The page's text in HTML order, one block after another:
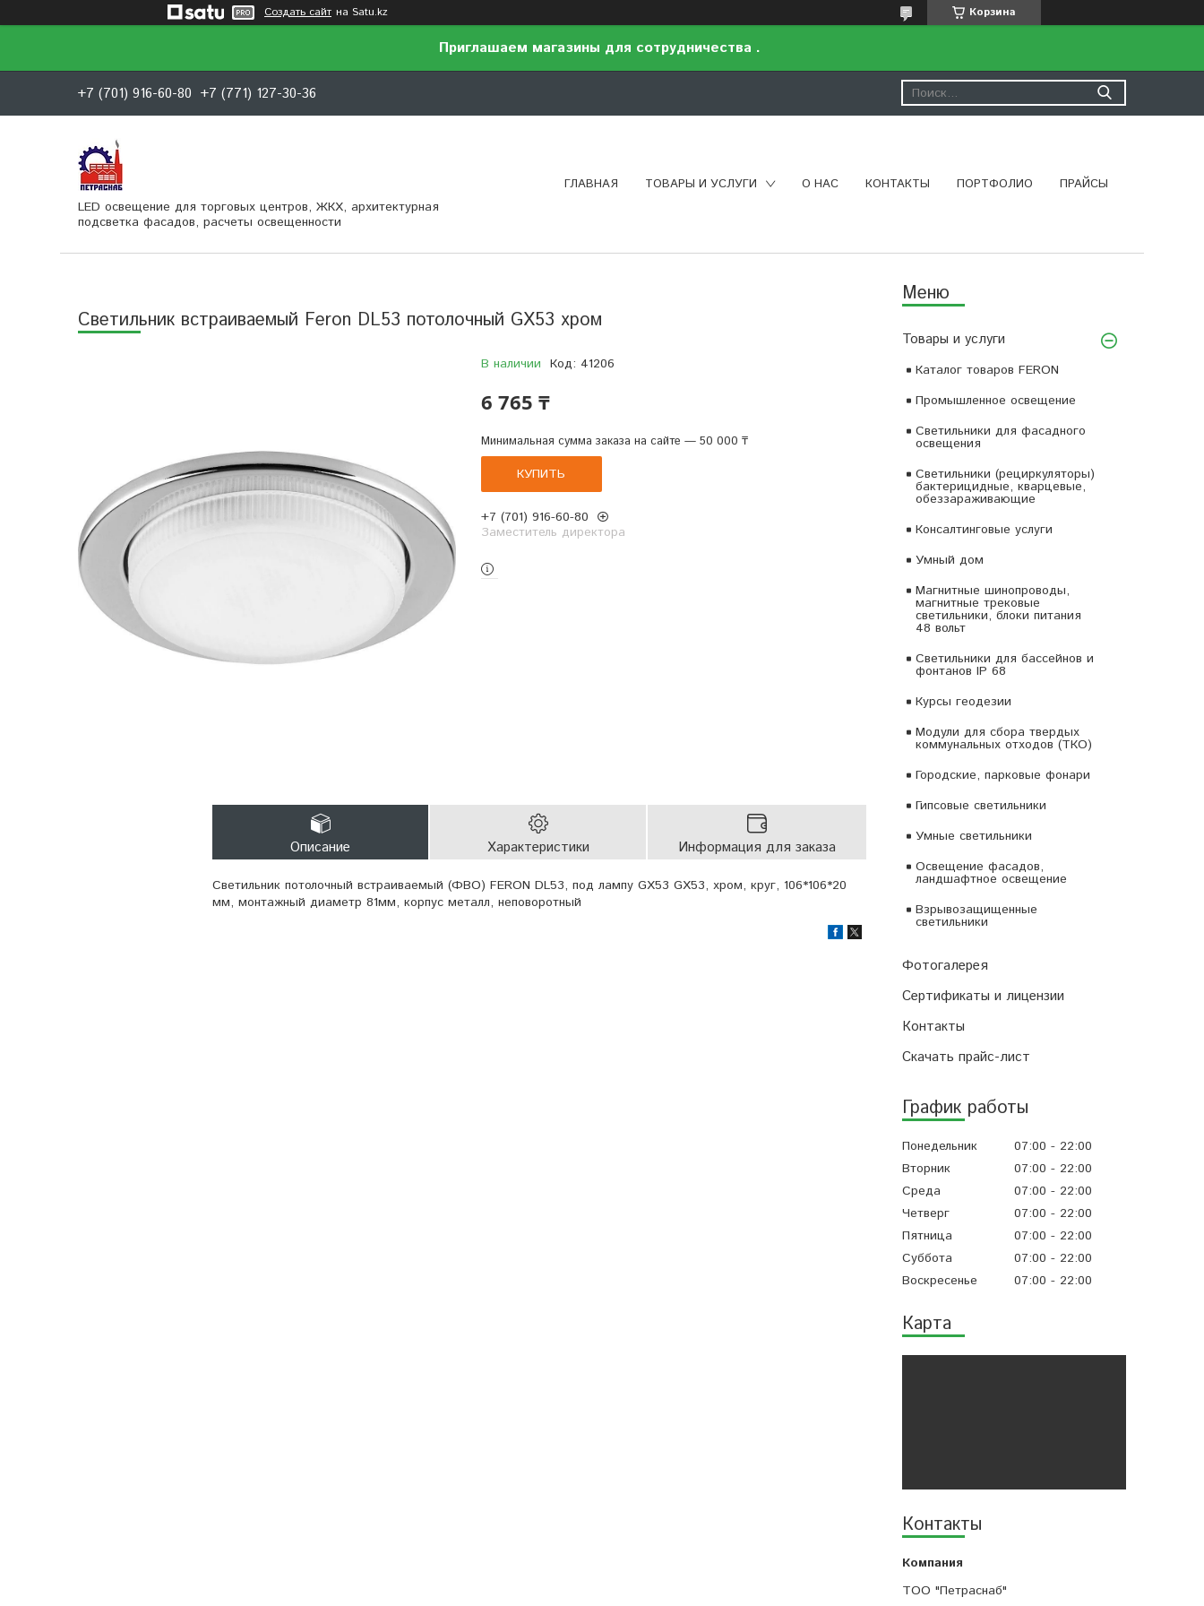
Создать сайт на Satu.kz Корзина
Приглашаем магазины для сотрудничества .
+7 (701) 916-60-80 +7 (771) 127-30-36
LED освещение для торговых центров, ЖКХ, архитектурная
подсветка фасадов, расчеты освещенности
ГЛАВНАЯ ТОВАРЫ И УСЛУГИ О НАС КОНТАКТЫ ПОРТФОЛИО ПРАЙСЫ
Товары и услуги
Каталог товаров FERON
Промышленное освещение
Светильники для фасадного
освещения
Светильники (рециркуляторы)
бактерицидные, кварцевые,
обеззараживающие
Консалтинговые услуги
Умный дом
Магнитные шинопроводы,
магнитные трековые
светильники, блоки питания
48 вольт
Светильники для бассейнов и
фонтанов IP 68
Курсы геодезии
Модули для сбора твердых
коммунальных отходов (ТКО)
Городские, парковые фонари
Гипсовые светильники
Умные светильники
Освещение фасадов,
ландшафтное освещение
Взрывозащищенные
светильники
Фотогалерея
Сертификаты и лицензии
Контакты
Скачать прайс-лист
График работы
Понедельник 07:00
22:00
Вторник
07:00
22:00
Среда
07:00
22:00
Четверг
07:00
22:00
Пятница
07:00
22:00
Суббота
07:00
22:00
Воскресенье
07:00 22:00
Карта
Контакты
ТОО "Петраснаб"
Светильник встраиваемый Feron DL53 потолочный GX53 хром
В наличии Код: 41206
6 765 ₸
Минимальная сумма заказа на сайте — 50 000 ₸
КУПИТЬ
+7 (701) 916-60-80
Заместитель директора
Описание Характеристики Информация для заказа
Светильник потолочный встраиваемый (ФВО) FERON DL53, под лампу GX53 GX53, хром, круг, 106*106*20
мм, монтажный диаметр 81мм, корпус металл, неповоротный